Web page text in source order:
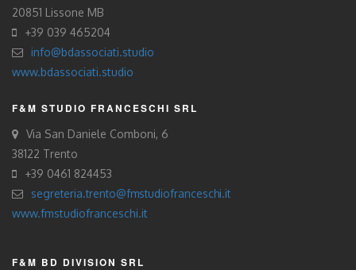
20851 Lissone MB
+39 039 465204
info@bdassociati.studio
www.bdassociati.studio
F&M STUDIO FRANCESCHI SRL
Via San Daniele Comboni, 6
38122 Trento
+39 0461 824453
segreteria.trento@fmstudiofranceschi.it
www.fmstudiofranceschi.it
F&M BD DIVISION SRL